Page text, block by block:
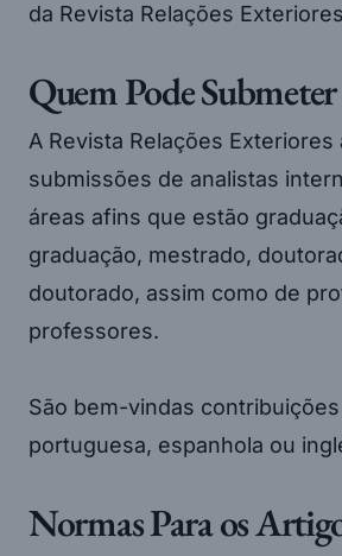
da Revista Relações
Quem Pode
A Revista Relações Exteriores
submissões de analistas
áreas afins que estão
graduação, mestrado,
doutorado, assim como de
professores.
São bem-vindas
portuguesa, espanhola ou
Normas Para os